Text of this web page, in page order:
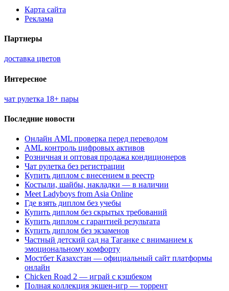
Карта сайта
Реклама
Партнеры
доставка цветов
Интересное
чат рулетка 18+ пары
Последние новости
Онлайн AML проверка перед переводом
AML контроль цифровых активов
Розничная и оптовая продажа кондиционеров
Чат рулетка без регистрации
Купить диплом с внесением в реестр
Костыли, шайбы, накладки — в наличии
Meet Ladyboys from Asia Online
Где взять диплом без учебы
Купить диплом без скрытых требований
Купить диплом с гарантией результата
Купить диплом без экзаменов
Частный детский сад на Таганке с вниманием к
эмоциональному комфорту
Мостбет Казахстан — официальный сайт платформы
онлайн
Chicken Road 2 — играй с кэшбеком
Полная коллекция экшен-игр — торрент